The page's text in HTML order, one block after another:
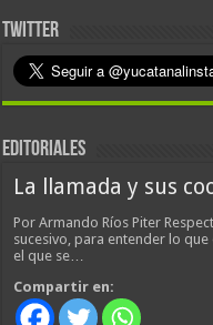
TWITTER
EDITORIALES
La llamada y sus
Por Armando Ríos Piter
sucesivo, para entender lo
el que se…
Compartir en: